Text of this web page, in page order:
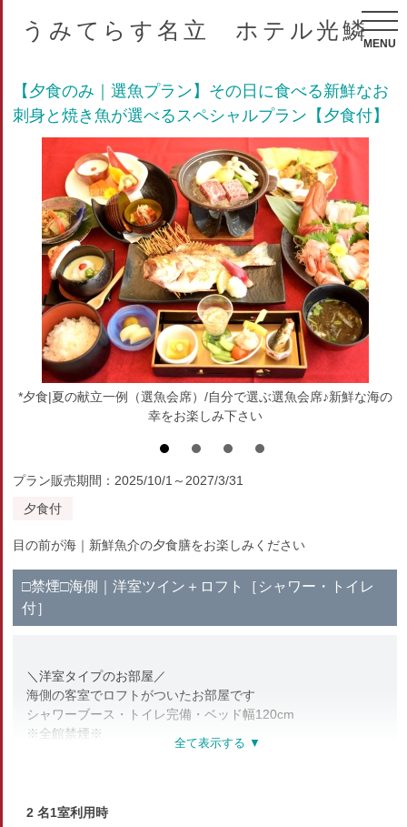
うみてらす名立 ホテル光鱗
MENU
【夕食のみ｜選魚プラン】その日に食べる新鮮なお
刺身と焼き魚が選べるスペシャルプラン【夕食付】
*夕食|夏の献立一例（選魚会席）/自分で選ぶ選魚会席♪新鮮な海の
幸をお楽しみ下さい
プラン販売期間：2025/10/1～2027/3/31
夕食付
目の前が海｜新鮮魚介の夕食膳をお楽しみください
□禁煙□海側｜洋室ツイン＋ロフト［シャワー・トイレ
付］
＼洋室タイプのお部屋／
海側の客室でロフトがついたお部屋です
シャワーブース・トイレ完備・ベッド幅120cm
※全館禁煙※
テレビ・冷蔵庫・洗浄機能付トイレ
2 名1室利用時